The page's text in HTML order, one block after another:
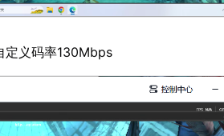
定义码率130Mbps